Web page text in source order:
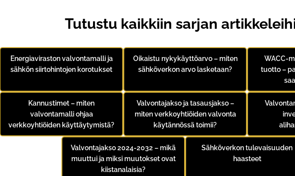
Tutustu kaikkiin sarjan
Energiaviraston valvontamalli ja
sähkön siirtohintojen korotukset
Oikaistu nykykäyttöarvo – miten
sähköverkon arvo lasketaan?
WACC-
tuotto –
Kannustimet – miten
valvontamalli ohjaa
verkkoyhtiöiden käyttäytymistä?
Valvontajakso ja tasausjakso –
miten verkkoyhtiöiden valvonta
käytännössä toimii?
Valvontajakso 2024-2032 – mikä
muuttui ja miksi muutokset ovat
kiistanalaisia?
Sähköverkon tulevaisuuden
haasteet